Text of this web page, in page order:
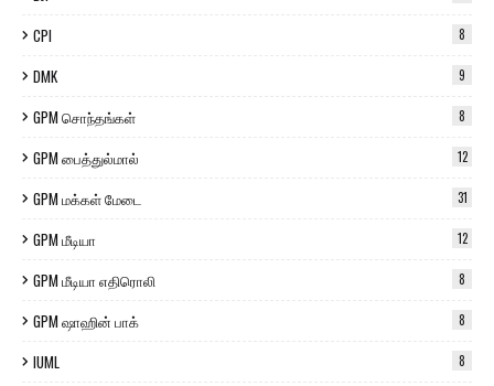
CPI 8
DMK 9
GPM சொந்தங்கள் 8
GPM பைத்துல்மால் 12
GPM மக்கள் மேடை 31
GPM மீடியா 12
GPM மீடியா எதிரொலி 8
GPM ஷாஹின் பாக் 8
IUML 8